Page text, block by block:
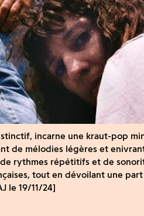
incarne une kraut-pop
de mélodies légères et
rythmes répétitifs et de
tout en dévoilant une
le 19/11/24]